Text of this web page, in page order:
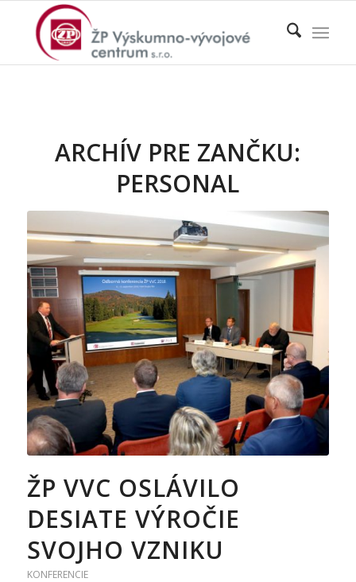
ARCHÍV PRE ZANČKU:
PERSONAL
ŽP VVC OSLÁVILO
DESIATE VÝROČIE
SVOJHO VZNIKU
KONFERENCIE